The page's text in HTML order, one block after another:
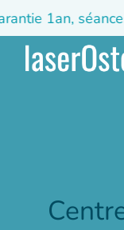
1an, séances